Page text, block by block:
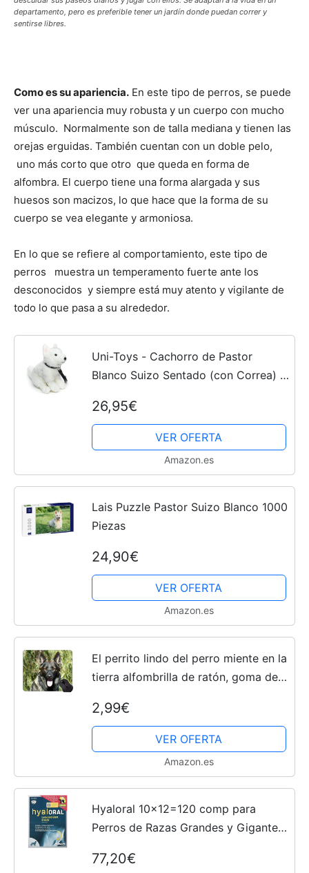
departamento, pero es preferible tener un jardín donde puedan correr y
sentirse libres.
Como es su apariencia. En este tipo de perros, se puede
ver una apariencia muy robusta y un cuerpo con mucho
músculo. Normalmente son de talla mediana y tienen las
orejas erguidas. También cuentan con un doble pelo,
uno más corto que otro que queda en forma de
alfombra. El cuerpo tiene una forma alargada y sus
huesos son macizos, lo que hace que la forma de su
cuerpo se vea elegante y armoniosa.
En lo que se refiere al comportamiento, este tipo de
perros muestra un temperamento fuerte ante los
desconocidos y siempre está muy atento y vigilante de
todo lo que pasa a su alrededor.
Uni-Toys - Cachorro de Pastor
Blanco Suizo Sentado (con Correa) -
Berger Blanc Suisse - Peluche de
Peluche, Peluche
26,95€
VER OFERTA
Amazon.es
Lais Puzzle Pastor Suizo Blanco 1000
Piezas
24,90€
VER OFERTA
Amazon.es
El perrito lindo del perro miente en la
tierra alfombrilla de ratón, goma de
2,99€
VER OFERTA
Amazon.es
Hyaloral 10x12=120 comp para
Perros de Razas Grandes y Gigantes
Caderas, Articulaciones y Cartílagos
77,20€